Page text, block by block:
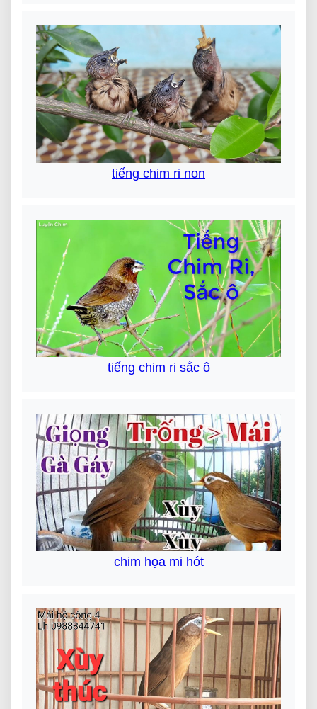
tiếng chim ri non
tiếng chim ri sắc ô
chim họa mi hót